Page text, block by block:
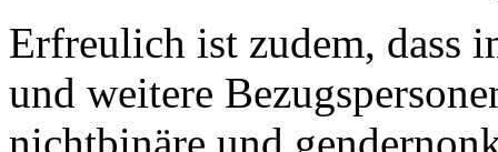
Erfreulich ist zudem, dass
und weitere
nichtbinäre und